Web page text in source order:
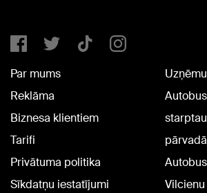
Par mums
Reklāma
Biznesa klientiem
Tarifi
Privātuma politika
Sīkdatņu iestatījumi